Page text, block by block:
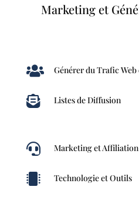
Marketing et
 Générer du Trafic Web
 Listes de Diffusion
 Marketing et Affiliation
 Technologie et Outils